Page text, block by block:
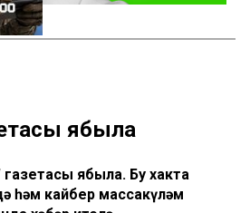
ябыла
ябыла. Бу хакта
һәм кайбер массакүләм